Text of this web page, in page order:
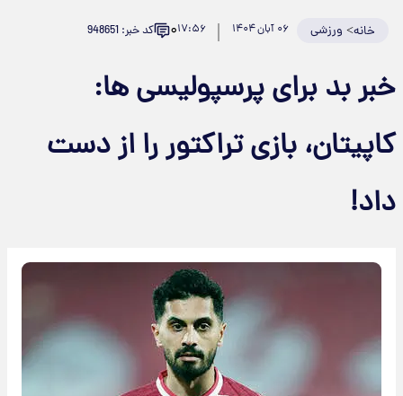
خانه> ورزشی ۰۶ آبان ۱۴۰۴ ۱۷:۵۶۰ کد خبر: 948651
خبر بد برای پرسپولیسی ها:
کاپیتان، بازی تراکتور را از دست
داد!